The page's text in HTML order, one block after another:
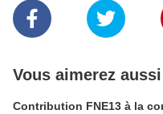
Vous aimerez aussi
Contribution FNE13 à la